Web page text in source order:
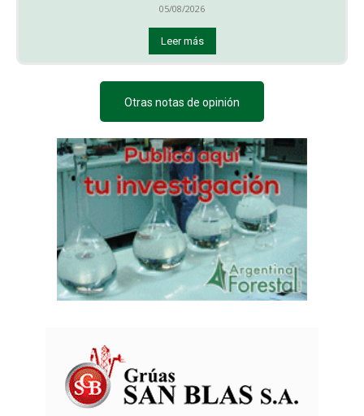
05/08/2026
Leer más
Otras notas de opinión